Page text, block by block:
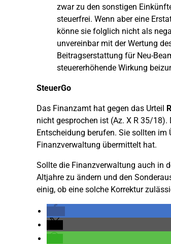
zwar zu den sonstigen
steuerfrei. Wenn aber eine
könne sie folglich nicht als
unvereinbar mit der Wertung
Beitragserstattung für Neu-
steuererhöhende Wirkung
SteuerGo
Das Finanzamt hat gegen das Urteil
nicht gesprochen ist (Az. X R 35/
Entscheidung berufen. Sie sollten im
Finanzverwaltung übermittelt hat.
Sollte die Finanzverwaltung auch in
Altjahre zu ändern und den
einig, ob eine solche Korrektur